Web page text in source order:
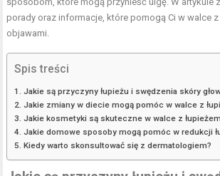
porady oraz informacje, które pomogą Ci w walce
objawami.
Spis treści
Jakie są przyczyny łupieżu i swędzenia skóry
Jakie zmiany w diecie mogą pomóc w walce z
Jakie kosmetyki są skuteczne w walce z
Jakie domowe sposoby mogą pomóc w redukcji
Kiedy warto skonsultować się z dermatologiem?